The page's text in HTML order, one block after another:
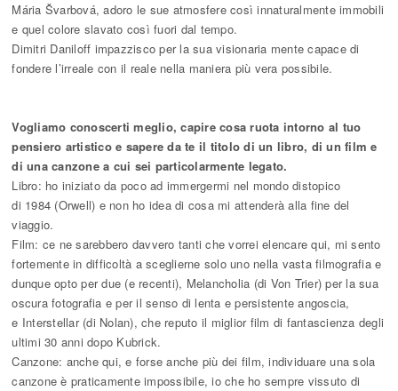
Mária Švarbová, adoro le sue atmosfere così innaturalmente immobili
e quel colore slavato così fuori dal tempo.
Dimitri Daniloff impazzisco per la sua visionaria mente capace di
fondere l’irreale con il reale nella maniera più vera possibile.
Vogliamo conoscerti meglio, capire cosa ruota intorno al tuo
pensiero artistico e sapere da te il titolo di un libro, di un film e
di una canzone a cui sei particolarmente legato.
Libro: ho iniziato da poco ad immergermi nel mondo distopico
di 1984 (Orwell) e non ho idea di cosa mi attenderà alla fine del
viaggio.
Film: ce ne sarebbero davvero tanti che vorrei elencare qui, mi sento
fortemente in difficoltà a sceglierne solo uno nella vasta filmografia e
dunque opto per due (e recenti), Melancholia (di Von Trier) per la sua
oscura fotografia e per il senso di lenta e persistente angoscia,
e Interstellar (di Nolan), che reputo il miglior film di fantascienza degli
ultimi 30 anni dopo Kubrick.
Canzone: anche qui, e forse anche più dei film, individuare una sola
canzone è praticamente impossibile, io che ho sempre vissuto di